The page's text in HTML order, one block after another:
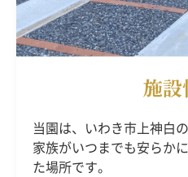
施
当園は、いわき市上神白
家族がいつまでも安らか
た場所です。